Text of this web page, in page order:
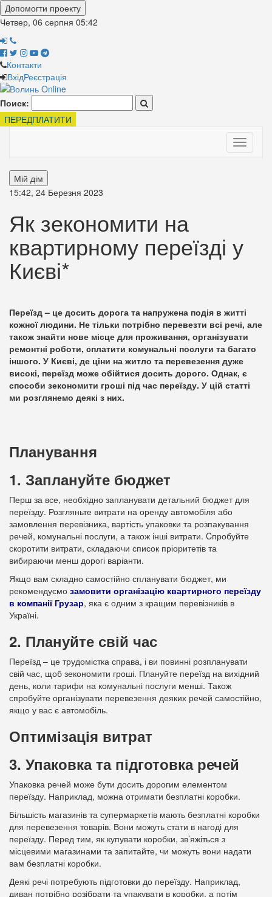
Допомогти проекту
Четвер, 06 серпня 05:42
Контакти
ВхідРеєстрація
Поиск:
ПЕРЕДПЛАТИТИ
Toggle
Мій дім
15:42, 24 Березня 2023
Як зекономити на
квартирному переїзді у
Києві*
Переїзд – це досить дорога та напружена подія в житті
кожної людини. Не тільки потрібно перевезти всі речі, але
також знайти нове місце для проживання, організувати
ремонтні роботи, сплатити комунальні послуги та багато
іншого. У Києві, де ціни на житло та перевезення дуже
високі, переїзд може обійтися досить дорого. Однак, є
способи зекономити гроші під час переїзду. У цій статті
ми розглянемо деякі з них.
Планування
1. Заплануйте бюджет
Перш за все, необхідно запланувати детальний бюджет для
переїзду. Розгляньте витрати на оренду автомобіля або
замовлення перевізника, вартість упаковки та розпакування
речей, комунальні послуги, а також інші витрати. Cпробуйте
скоротити витрати, складаючи список пріоритетів та
вибираючи менш дорогі варіанти.
Якщо вам складно самостійно спланувати бюджет, ми
рекомендуємо замовити організацію квартирного переїзду
в компанії Грузар, яка є одним з кращим перевізників в
Україні.
2. Плануйте свій час
Переїзд – це трудомістка справа, і ви повинні розпланувати
свій час, щоб зекономити гроші. Плануйте переїзд на вихідний
день, коли тарифи на комунальні послуги менші. Також
спробуйте організувати перевезення деяких речей самостійно,
якщо у вас є автомобіль.
Оптимізація витрат
3. Упаковка та підготовка речей
Упаковка речей може бути досить дорогим елементом
переїзду. Наприклад, можна отримати безплатні коробки.
Більшість магазинів та супермаркетів мають безплатні коробки
для перевезення товарів. Вони можуть стати в нагоді для
переїзду. Перед тим, як купувати коробки, зв’яжіться з
місцевими магазинами та запитайте, чи можуть вони надати
вам безплатні коробки.
Деякі речі потребують підготовки до переїзду. Наприклад,
диван потрібно розібрати та упакувати в коробки, а потім